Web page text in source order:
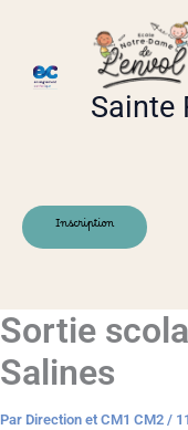
contenu
Sainte
Inscription
Sortie
Salines
Par Direction et CM1 CM2 /